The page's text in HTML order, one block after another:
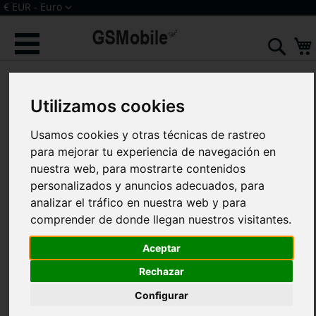
Utilizamos cookies
Usamos cookies y otras técnicas de rastreo
para mejorar tu experiencia de navegación en
nuestra web, para mostrarte contenidos
personalizados y anuncios adecuados, para
analizar el tráfico en nuestra web y para
comprender de donde llegan nuestros visitantes.
Aceptar
Rechazar
Configurar
Ir
al
contenido
Moneda
€ EUR - Euro
galería
imágenes